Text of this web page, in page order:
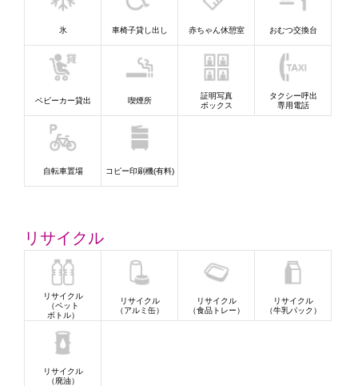
氷 車椅子貸し出し 赤ちゃん休憩室 おむつ交換台
ベビーカー貸出 喫煙所
証明写真
ボックス
タクシー呼出
専用電話
自転車置場 コピー印刷機(有料)
リサイクル
リサイクル
（ペット
ボトル）
リサイクル
（アルミ缶）
リサイクル
（食品トレー）
リサイクル
（牛乳パック）
リサイクル
（廃油）